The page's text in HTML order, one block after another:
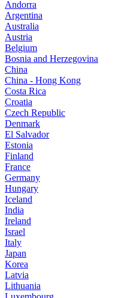
Andorra
Argentina
Australia
Austria
Belgium
Bosnia and Herzegovina
China
China - Hong Kong
Costa Rica
Croatia
Czech Republic
Denmark
El Salvador
Estonia
Finland
France
Germany
Hungary
Iceland
India
Ireland
Israel
Italy
Japan
Korea
Latvia
Lithuania